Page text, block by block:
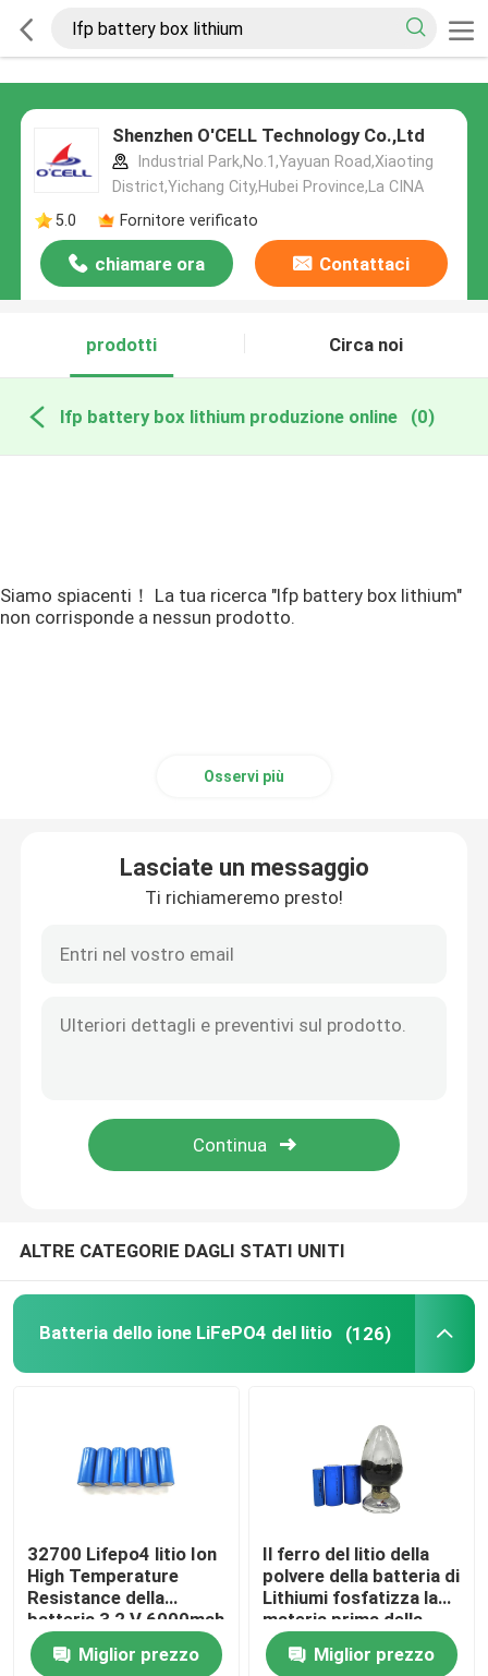
Shenzhen O'CELL Technology Co.,Ltd
Industrial Park,No.1,Yayuan Road,Xiaoting
District,Yichang City,Hubei Province,La CINA
5.0
Fornitore verificato
chiamare ora Contattaci
prodotti Circa noi
lfp battery box lithium produzione online (0)
Siamo spiacenti！ La tua ricerca "lfp battery box lithium"
non corrisponde a nessun prodotto.
Osservi più
Lasciate un messaggio
Ti richiameremo presto!
ALTRE CATEGORIE DAGLI STATI UNITI
Batteria dello ione LiFePO4 del litio (126)
32700 Lifepo4 litio Ion
High Temperature
Resistance della
batteria 3,2 V 6000mah
Miglior prezzo
Il ferro del litio della
polvere della batteria di
Lithiumi fosfatizza la
materia prima della
batteria al litio della
polvere LiFePO4
Miglior prezzo